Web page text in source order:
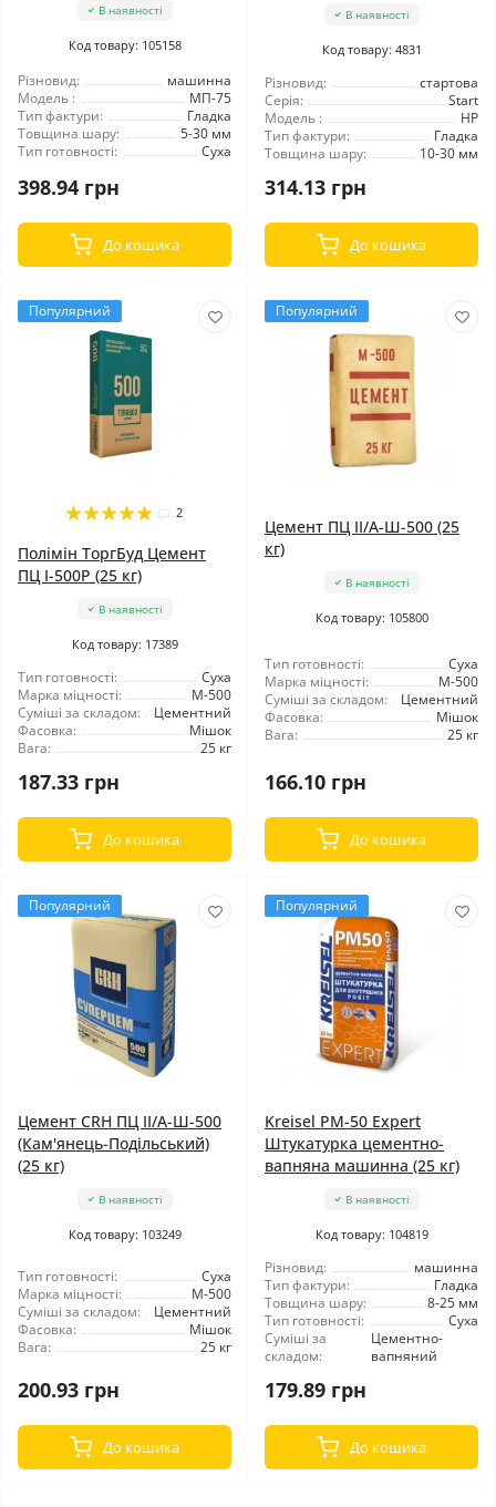
В наявності
Код товару: 105158
Різновид:
машинна
Модель :
МП-75
Тип фактури:
Гладка
Товщина шару:
5-30 мм
Тип готовності:
Суха
398.94 грн
До кошика
В наявності
Код товару: 4831
Різновид:
стартова
Серія:
Start
Модель :
HP
Тип фактури:
Гладка
Товщина шару:
10-30 мм
314.13 грн
До кошика
Популярний
2
Полімін ТоргБуд Цемент
ПЦ I-500Р (25 кг)
В наявності
Код товару: 17389
Тип готовності:
Суха
Марка міцності:
М-500
Суміші за складом:
Цементний
Фасовка:
Мішок
Вага:
25 кг
187.33 грн
До кошика
Популярний
Цемент ПЦ ІІ/А-Ш-500 (25
кг)
В наявності
Код товару: 105800
Тип готовності:
Суха
Марка міцності:
М-500
Суміші за складом:
Цементний
Фасовка:
Мішок
Вага:
25 кг
166.10 грн
До кошика
Популярний
Цемент CRH ПЦ ІІ/А-Ш-500
(Кам'янець-Подільський)
(25 кг)
В наявності
Код товару: 103249
Тип готовності:
Суха
Марка міцності:
М-500
Суміші за складом:
Цементний
Фасовка:
Мішок
Вага:
25 кг
200.93 грн
До кошика
Популярний
Kreisel PM-50 Expert
Штукатурка цементно-
вапняна машинна (25 кг)
В наявності
Код товару: 104819
Різновид:
машинна
Тип фактури:
Гладка
Товщина шару:
8-25 мм
Тип готовності:
Суха
Суміші за
складом:
Цементно-
вапняний
179.89 грн
До кошика